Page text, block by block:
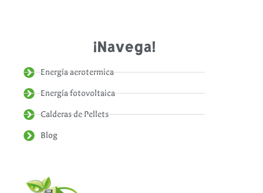
¡Navega!
Energía aerotermica
Energía fotovoltaica
Calderas de Pellets
Blog